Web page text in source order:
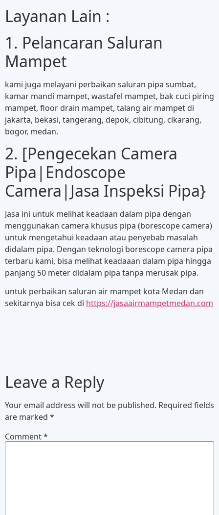
Layanan Lain :
1. Pelancaran Saluran
Mampet
kami juga melayani perbaikan saluran pipa sumbat,
kamar mandi mampet, wastafel mampet, bak cuci piring
mampet, floor drain mampet, talang air mampet di
jakarta, bekasi, tangerang, depok, cibitung, cikarang,
bogor, medan.
2. [Pengecekan Camera
Pipa|Endoscope
Camera|Jasa Inspeksi Pipa}
Jasa ini untuk melihat keadaan dalam pipa dengan
menggunakan camera khusus pipa (borescope camera)
untuk mengetahui keadaan atau penyebab masalah
didalam pipa. Dengan teknologi borescope camera pipa
terbaru kami, bisa melihat keadaaan dalam pipa hingga
panjang 50 meter didalam pipa tanpa merusak pipa.
untuk perbaikan saluran air mampet kota Medan dan
sekitarnya bisa cek di https://jasaairmampetmedan.com
Leave a Reply
Your email address will not be published. Required fields
are marked *
Comment*